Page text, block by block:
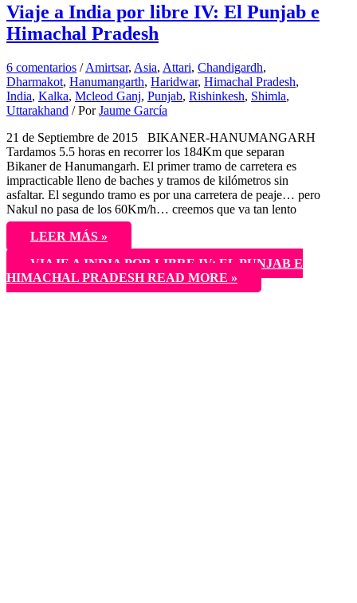
Viaje a India por libre IV: El Punjab e
Himachal Pradesh
6 comentarios /Amirtsar, Asia, Attari, Chandigardh,
Dharmakot, Hanumangarth, Haridwar, Himachal Pradesh,
India, Kalka, Mcleod Ganj, Punjab, Rishinkesh, Shimla,
Uttarakhand / PorJaume García
21 de Septiembre de 2015 BIKANER-HANUMANGARH
Tardamos 5.5 horas en recorrer los 184Km que separan
Bikaner de Hanumangarh. El primer tramo de carretera es
impracticable lleno de baches y tramos de kilómetros sin
asfaltar. El segundo tramo es por una carretera de peaje… pero
Nakul no pasa de los 60Km/h… creemos que va tan lento
LEER MÁS »
VIAJE A INDIA POR LIBRE IV: EL PUNJAB E
HIMACHAL PRADESHREAD MORE »